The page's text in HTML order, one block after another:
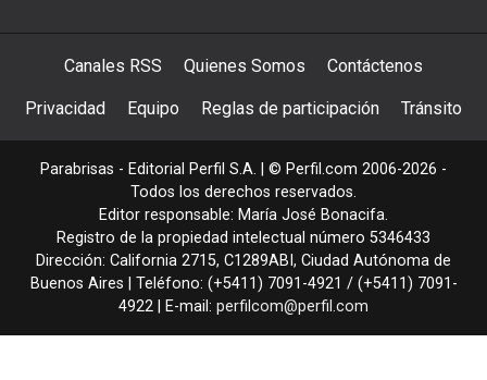
Canales RSS Quienes Somos Contáctenos
Privacidad Equipo Reglas de participación Tránsito
Parabrisas - Editorial Perfil S.A. | © Perfil.com 2006-2026 -
Todos los derechos reservados.
Editor responsable: María José Bonacifa.
Registro de la propiedad intelectual número 5346433
Dirección: California 2715, C1289ABI , Ciudad Autónoma de
Buenos Aires | Teléfono: (+5411) 7091-4921 / (+5411) 7091-
4922 | E-mail: perfilcom@perfil.com